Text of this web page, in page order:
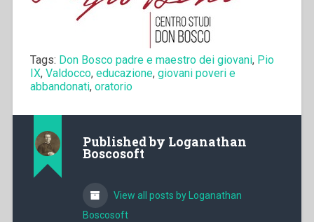
Tags: Don Bosco padre e maestro dei giovani, Pio
IX, Valdocco, educazione, giovani poveri e
abbandonati, oratorio
Published by Loganathan
Boscosoft
View all posts by Loganathan
Boscosoft